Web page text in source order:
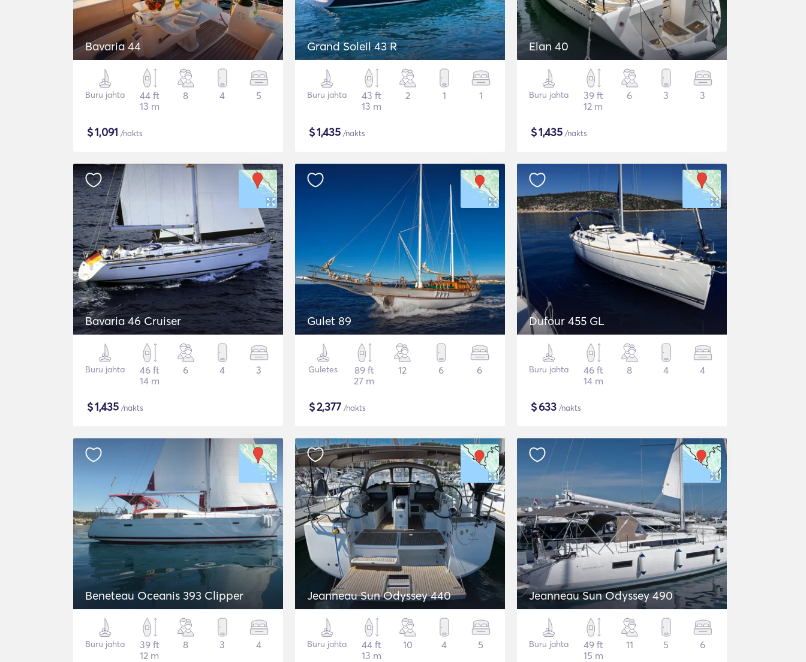
Bavaria 44
Buru jahta
44 ft
13 m
8 4 5
$1,091 /nakts
Grand Soleil 43 R
Buru jahta
43 ft
13 m
2 1 1
$1,435 /nakts
Elan 40
Buru jahta
39 ft
12 m
6 3 3
$1,435 /nakts
Bavaria 46 Cruiser
Buru jahta
46 ft
14 m
6 4 3
$1,435 /nakts
Gulet 89
Guletes
89 ft
27 m
12 6 6
$2,377 /nakts
Dufour 455 GL
Buru jahta
46 ft
14 m
8 4 4
$633 /nakts
Beneteau Oceanis 393 Clipper
Buru jahta
39 ft
12 m
8 3 4
Jeanneau Sun Odyssey 440
Buru jahta
44 ft
13 m
10 4 5
Jeanneau Sun Odyssey 490
Buru jahta
49 ft
15 m
11 5 6